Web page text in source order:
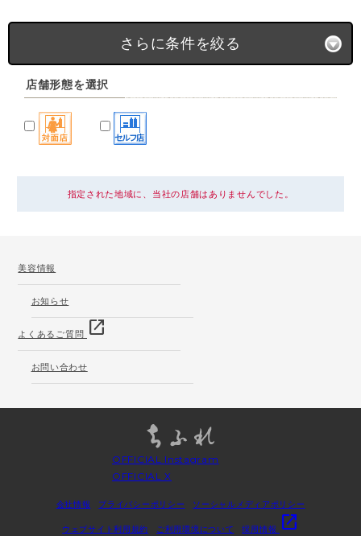
さらに条件を絞る
店舗形態を選択
指定された地域に、当社の店舗はありませんでした。
美容情報
お知らせ
よくあるご質問 open_in_new
お問い合わせ
OFFICIAL Instagram
OFFICIAL X
会社情報 プライバシーポリシー ソーシャルメディアポリシー
ウェブサイト利用規約 ご利用環境について 採用情報 open_in_new